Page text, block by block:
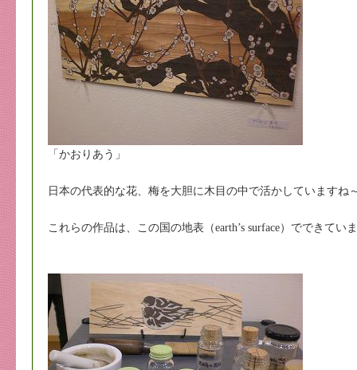
「かおりあう」
日本の代表的な花、梅を大胆に木目の中で活かしていますね
これらの作品は、この国の地表（earth’s surface）でできてい